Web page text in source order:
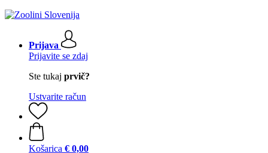
Prijava
Prijavite se zdaj
Ste tukaj prvič?
Ustvarite račun
Košarica € 0,00